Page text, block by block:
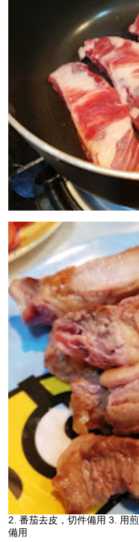
2. 番茄去皮，切件備用 3. 用
備用